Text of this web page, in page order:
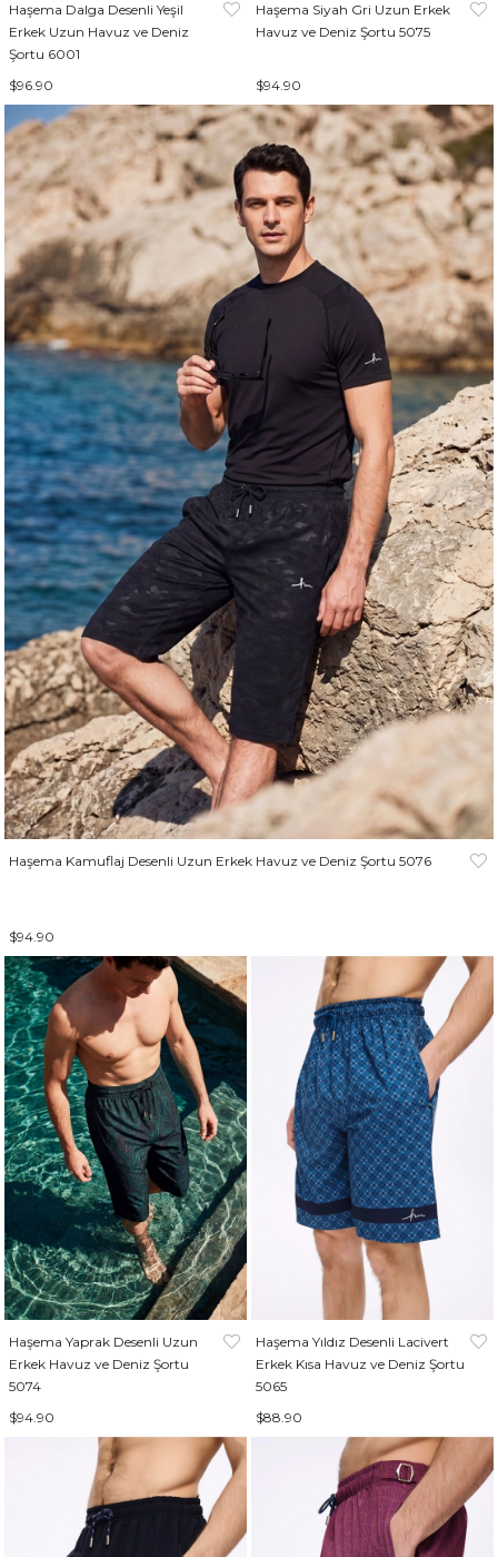
Haşema Dalga Desenli Yeşil
Erkek Uzun Havuz ve Deniz
Şortu 6001
$96.90
Haşema Siyah Gri Uzun Erkek
Havuz ve Deniz Şortu 5075
$94.90
Haşema Kamuflaj Desenli Uzun Erkek Havuz ve Deniz Şortu 5076
$94.90
Haşema Yaprak Desenli Uzun
Erkek Havuz ve Deniz Şortu
5074
$94.90
Haşema Yıldız Desenli Lacivert
Erkek Kısa Havuz ve Deniz Şortu
5065
$88.90